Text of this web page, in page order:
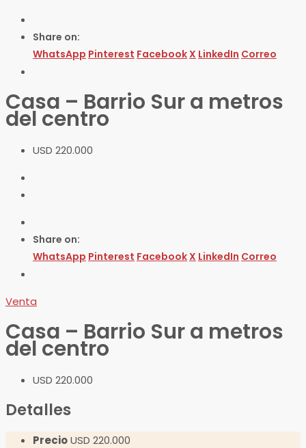
Share on:
WhatsApp Pinterest FacebookX LinkedIn Correo
Casa – Barrio Sur a metros
del centro
USD 220.000
Share on:
WhatsApp Pinterest FacebookX LinkedIn Correo
Venta
Casa – Barrio Sur a metros
del centro
USD 220.000
Detalles
PrecioUSD 220.000